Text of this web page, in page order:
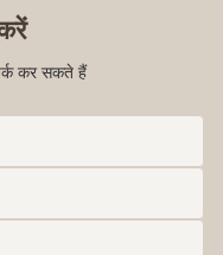
कर सकते हैं